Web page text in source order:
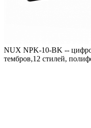
NUX NPK-10-BK --
тембров,12 стилей,